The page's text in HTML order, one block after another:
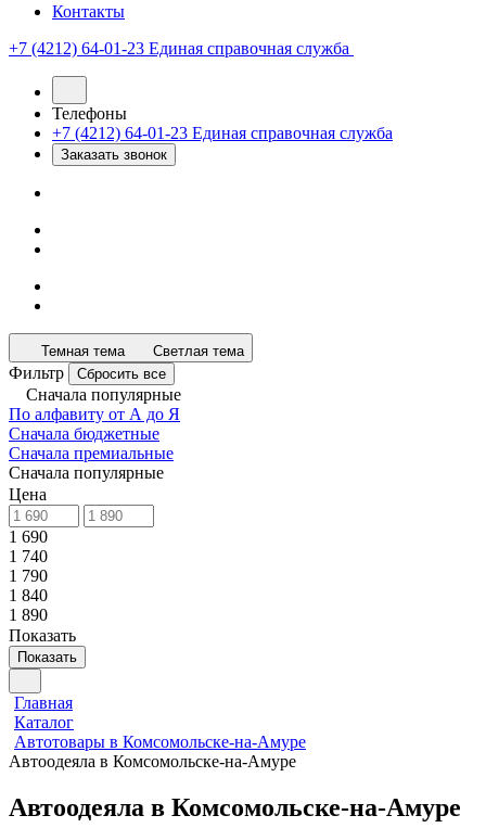
Контакты
+7 (4212) 64-01-23 Единая справочная служба
Телефоны
+7 (4212) 64-01-23 Единая справочная служба
Заказать звонок
Темная тема Светлая тема
Фильтр Сбросить все
Сначала популярные
По алфавиту от А до Я
Сначала бюджетные
Сначала премиальные
Сначала популярные
Цена
1 690
1 740
1 790
1 840
1 890
Показать
Показать
Главная
Каталог
Автотовары в Комсомольске-на-Амуре
Автоодеяла в Комсомольске-на-Амуре
Автоодеяла в Комсомольске-на-Амуре